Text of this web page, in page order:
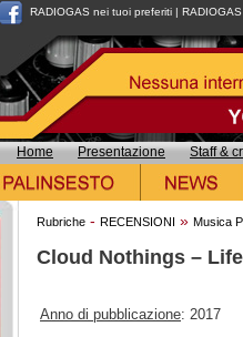
RADIOGAS nei tuoi preferiti |
Home Presentazione Staff &
Rubriche - RECENSIONI » Musica
Cloud Nothings –
Anno di pubblicazione: 2017